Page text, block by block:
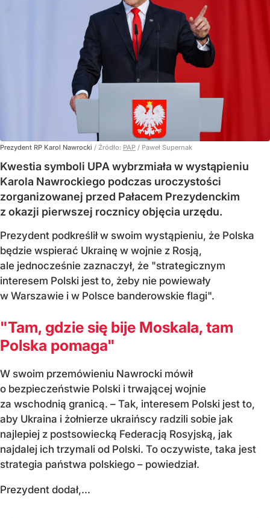
Prezydent RP Karol Nawrocki / Źródło: PAP / Paweł Supernak
Kwestia symboli UPA wybrzmiała w wystąpieniu
Karola Nawrockiego podczas uroczystości
zorganizowanej przed Pałacem Prezydenckim
z okazji pierwszej rocznicy objęcia urzędu.
Prezydent podkreślił w swoim wystąpieniu, że Polska
będzie wspierać Ukrainę w wojnie z Rosją,
ale jednocześnie zaznaczył, że "strategicznym
interesem Polski jest to, żeby nie powiewały
w Warszawie i w Polsce banderowskie flagi".
"Tam, gdzie się bije Moskala, tam
Polska pomaga"
W swoim przemówieniu Nawrocki mówił
o bezpieczeństwie Polski i trwającej wojnie
za wschodnią granicą. – Tak, interesem Polski jest to,
aby Ukraina i żołnierze ukraińscy radzili sobie jak
najlepiej z postsowiecką Federacją Rosyjską, jak
najdalej ich trzymali od Polski. To oczywiste, taka jest
strategia państwa polskiego – powiedział.
Prezydent dodał,...